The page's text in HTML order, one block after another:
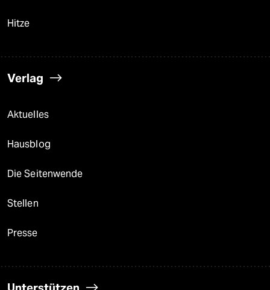
Hitze
Verlag
Aktuelles
Hausblog
Die Seitenwende
Stellen
Presse